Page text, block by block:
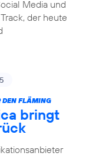
Media und
der heute
DEN FLÄMING
bringt